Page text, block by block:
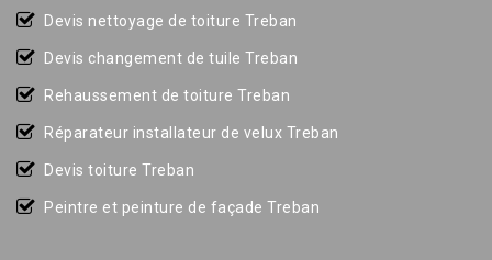
Devis nettoyage de toiture Treban
Devis changement de tuile Treban
Rehaussement de toiture Treban
Réparateur installateur de velux Treban
Devis toiture Treban
Peintre et peinture de façade Treban